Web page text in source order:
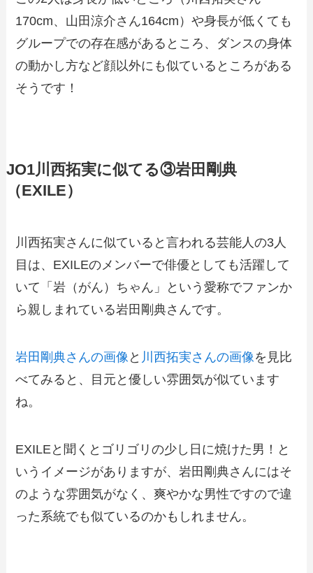
170cm、山田涼介さん164cm）や身長が低くても
グループでの存在感があるところ、ダンスの身体
の動かし方など顔以外にも似ているところがある
そうです！
JO1川西拓実に似てる③岩田剛典
（EXILE）
川西拓実さんに似ていると言われる芸能人の3人
目は、EXILEのメンバーで俳優としても活躍して
いて「岩（がん）ちゃん」という愛称でファンか
ら親しまれている岩田剛典さんです。
岩田剛典さんの画像 と 川西拓実さんの画像 を見比
べてみると、目元と優しい雰囲気が似ています
ね。
EXILEと聞くとゴリゴリの少し日に焼けた男！と
いうイメージがありますが、岩田剛典さんにはそ
のような雰囲気がなく、爽やかな男性ですので違
った系統でも似ているのかもしれません。